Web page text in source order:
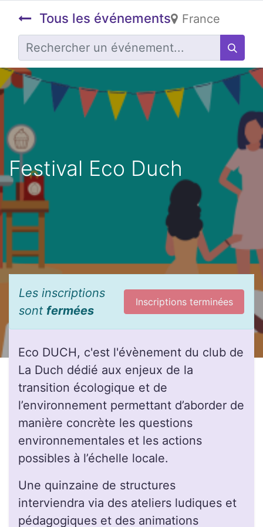
Tous les événements France
Festival Eco Duch
Les inscriptions
sont fermées
Inscriptions terminées
Eco DUCH, c'est l'évènement du club de
La Duch dédié aux enjeux de la
transition écologique et de
l’environnement permettant d’aborder de
manière concrète les questions
environnementales et les actions
possibles à l’échelle locale.
Une quinzaine de structures
interviendra via des ateliers ludiques et
pédagogiques et des animations